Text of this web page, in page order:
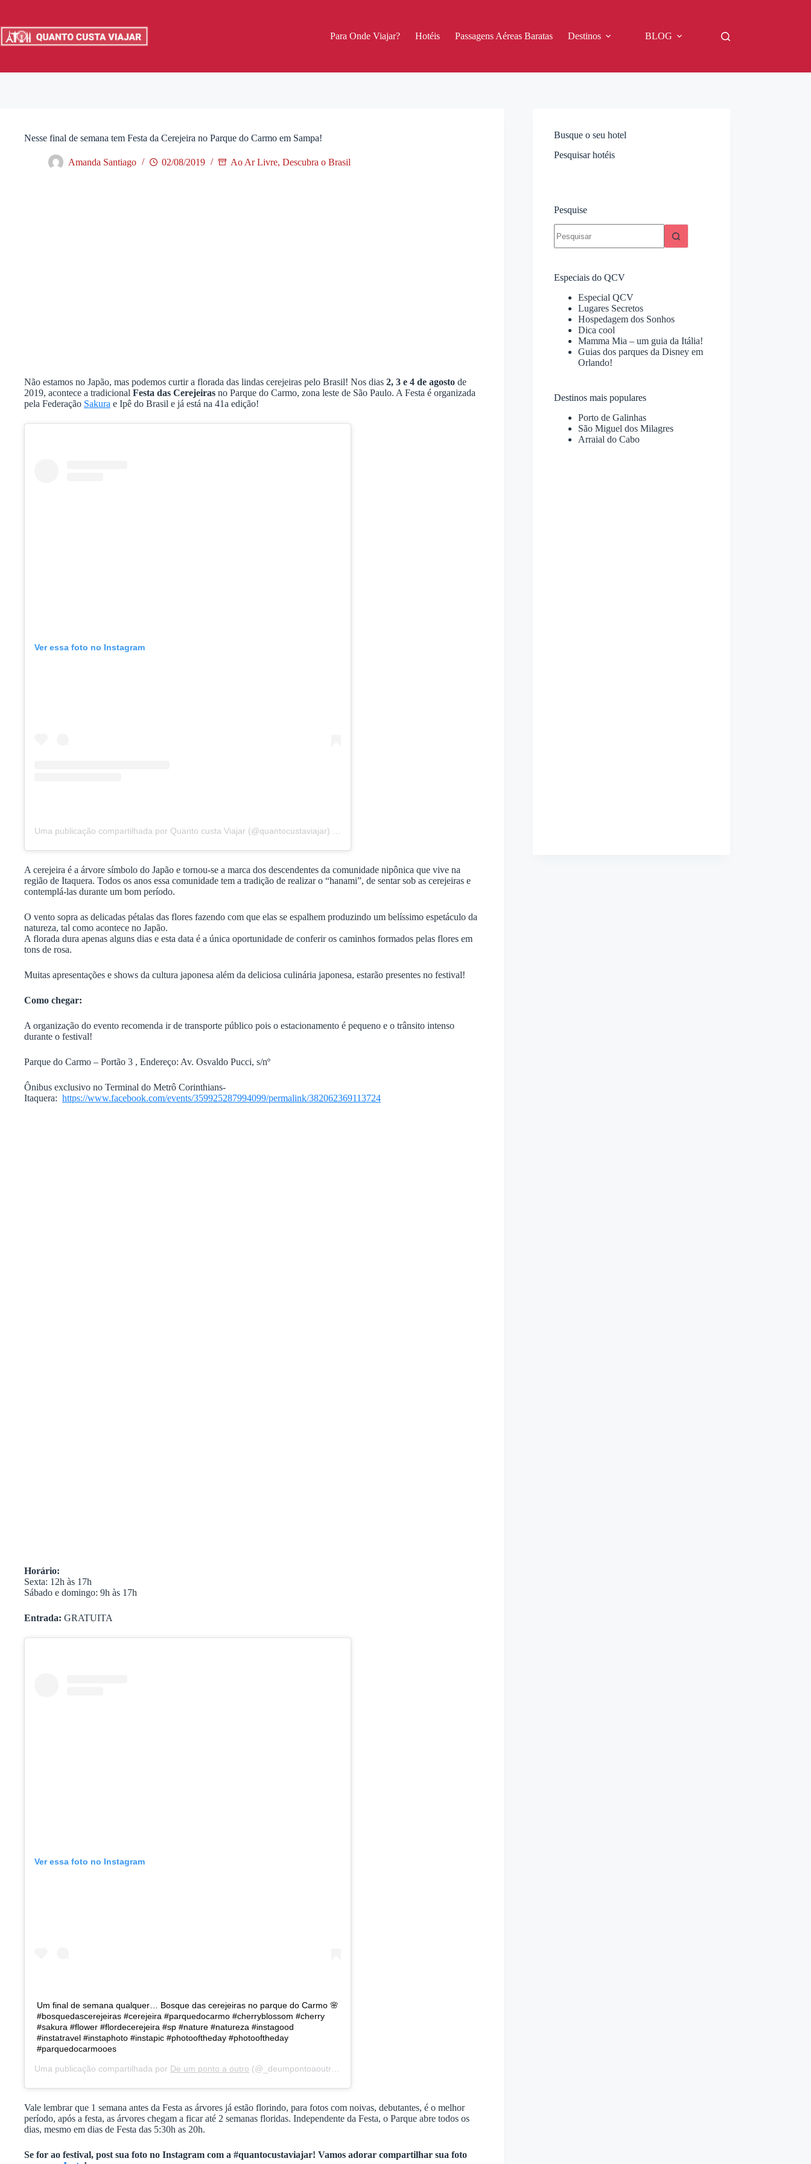
o
conteúdo
Para Onde Viajar? Hotéis Passagens Aéreas Baratas Destinos BLOG
Nesse final de semana tem Festa da Cerejeira no Parque do Carmo em Sampa!
Amanda Santiago 02/08/2019 Ao Ar Livre, Descubra o Brasil
Não estamos no Japão, mas podemos curtir a florada das lindas cerejeiras pelo Brasil! Nos dias 2, 3 e 4 de agosto de
2019, acontece a tradicional Festa das Cerejeiras no Parque do Carmo, zona leste de São Paulo. A Festa é organizada
pela Federação Sakura e Ipê do Brasil e já está na 41a edição!
Ver essa foto no Instagram
Uma publicação compartilhada por Quanto custa Viajar (@quantocustaviajar)
A cerejeira é a árvore símbolo do Japão e tornou-se a marca dos descendentes da comunidade nipônica que vive na
região de Itaquera. Todos os anos essa comunidade tem a tradição de realizar o “hanami”, de sentar sob as cerejeiras e
contemplá-las durante um bom período.
O vento sopra as delicadas pétalas das flores fazendo com que elas se espalhem produzindo um belíssimo espetáculo da
natureza, tal como acontece no Japão.
A florada dura apenas alguns dias e esta data é a única oportunidade de conferir os caminhos formados pelas flores em
tons de rosa.
Muitas apresentações e shows da cultura japonesa além da deliciosa culinária japonesa, estarão presentes no festival!
Como chegar:
A organização do evento recomenda ir de transporte público pois o estacionamento é pequeno e o trânsito intenso
durante o festival!
Parque do Carmo – Portão 3 , Endereço: Av. Osvaldo Pucci, s/nº
Ônibus exclusivo no Terminal do Metrô Corinthians-
Itaquera: https://www.facebook.com/events/359925287994099/permalink/382062369113724
Horário:
Sexta: 12h às 17h
Sábado e domingo: 9h às 17h
Entrada: GRATUITA
Ver essa foto no Instagram
Um final de semana qualquer… Bosque das cerejeiras no parque do Carmo 🌸
#bosquedascerejeiras #cerejeira #parquedocarmo #cherryblossom #cherry
#sakura #flower #flordecerejeira #sp #nature #natureza #instagood
#instatravel #instaphoto #instapic #photooftheday #photooftheday
#parquedocarmooes
Uma publicação compartilhada por De um ponto a outro (@_deumpontoaoutro) em
Vale lembrar que 1 semana antes da Festa as árvores já estão florindo, para fotos com noivas, debutantes, é o melhor
período, após a festa, as árvores chegam a ficar até 2 semanas floridas. Independente da Festa, o Parque abre todos os
dias, mesmo em dias de Festa das 5:30h as 20h.
Se for ao festival, post sua foto no Instagram com a #quantocustaviajar! Vamos adorar compartilhar sua foto
Busque o seu hotel
Pesquisar hotéis
Pesquise
resultados
Especiais do QCV
Especial QCV
Lugares Secretos
Hospedagem dos Sonhos
Dica cool
Mamma Mia – um guia da Itália!
Guias dos parques da Disney em
Orlando!
Destinos mais populares
Porto de Galinhas
São Miguel dos Milagres
Arraial do Cabo